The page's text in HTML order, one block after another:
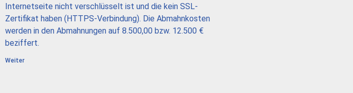
Internetseite nicht verschlüsselt ist und die kein SSL-
Zertifikat haben (HTTPS-Verbindung). Die Abmahnkosten
werden in den Abmahnungen auf 8.500,00 bzw. 12.500 €
beziffert.
Weiter